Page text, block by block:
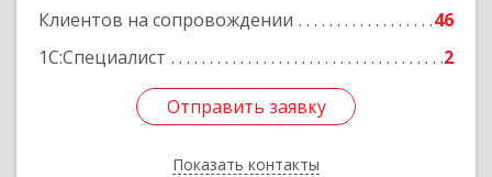
Клиентов на сопровождении
46
1С:Специалист
2
Отправить заявку
Показать контакты
Подробнее
Отправить заявку
Назад